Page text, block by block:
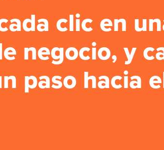
clic en
negocio, y
paso hacia